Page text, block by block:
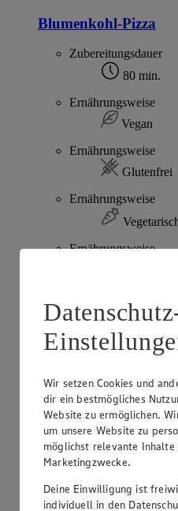
Blumenkohl-Pizza
Zubereitungsdauer
80 min.
Ernährungsweise
Vegan
Ernährungsweise
Glutenfrei
Ernährungsweise
Ernährungsweise
Wir setzen Cookies und
dir ein bestmögliches
Website zu ermöglichen.
um unsere Website zu
möglichst relevante
Marketingzwecke.
Deine Einwilligung ist
individuell in den